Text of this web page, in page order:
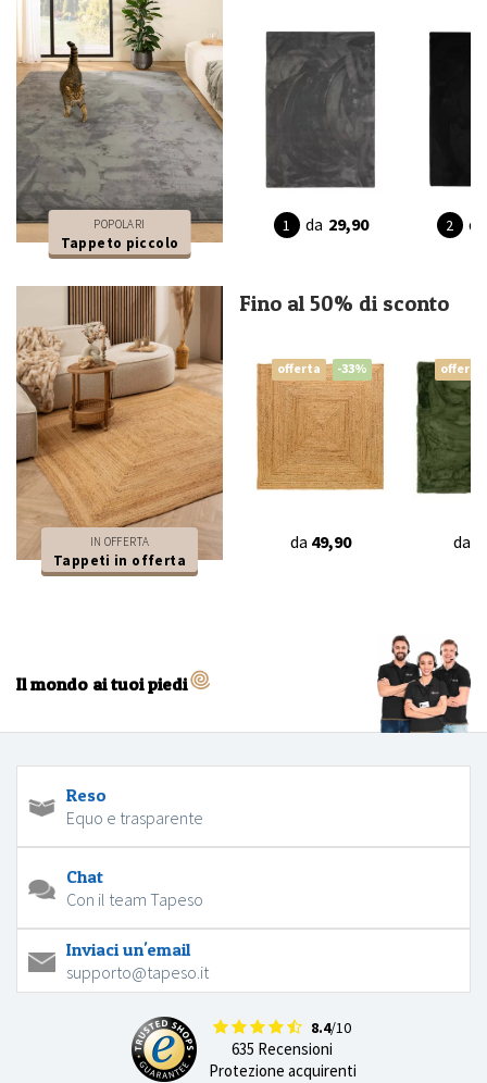
POPOLARI
Tappeto piccolo
da 29,90 da
IN OFFERTA
Tappeti in offerta
Fino al 50% di sconto
offerta -33%
da 49,90
offerta
da
Il mondo ai tuoi piedi
Reso
Equo e trasparente
Chat
Con il team Tapeso
Inviaci un'email
supporto@tapeso.it
8.4/10
635 Recensioni
Protezione acquirenti